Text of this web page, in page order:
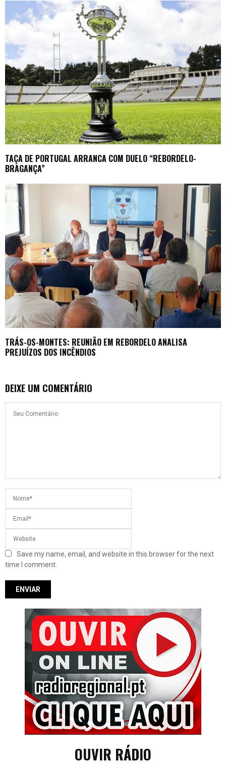
TAÇA DE PORTUGAL ARRANCA COM DUELO “REBORDELO-
BRAGANÇA”
TRÁS-OS-MONTES: REUNIÃO EM REBORDELO ANALISA
PREJUÍZOS DOS INCÊNDIOS
DEIXE UM COMENTÁRIO
Save my name, email, and website in this browser for the next
time I comment.
OUVIR RÁDIO